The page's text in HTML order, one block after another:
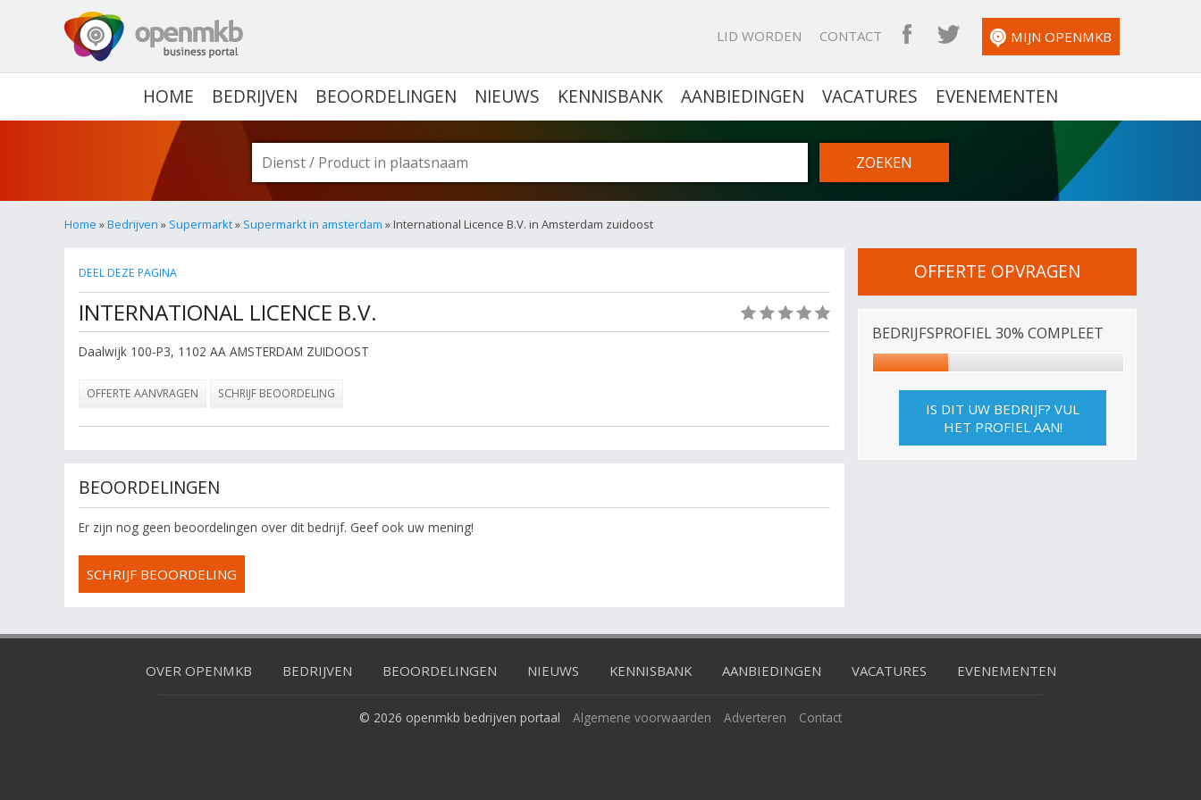
LID WORDEN CONTACT OPENMKB FACEBOOK
OPENMKB TWITTER
MIJN OPENMKB
HOME BEDRIJVEN BEOORDELINGEN NIEUWS KENNISBANK AANBIEDINGEN VACATURES EVENEMENTEN
Home »Bedrijven » Supermarkt» Supermarkt in amsterdam » International Licence B.V. in Amsterdam zuidoost
DEEL DEZE PAGINA
INTERNATIONAL LICENCE B.V.
Daalwijk 100-P3, 1102 AA AMSTERDAM ZUIDOOST
OFFERTE AANVRAGEN SCHRIJF BEOORDELING
BEOORDELINGEN
Er zijn nog geen beoordelingen over dit bedrijf. Geef ook uw mening!
SCHRIJF BEOORDELING
OFFERTE OPVRAGEN
BEDRIJFSPROFIEL 30% COMPLEET
IS DIT UW BEDRIJF? VUL
HET PROFIEL AAN!
OVER OPENMKB BEDRIJVEN BEOORDELINGEN NIEUWS KENNISBANK AANBIEDINGEN VACATURES EVENEMENTEN
© 2026 openmkb bedrijven portaal Algemene voorwaarden Adverteren Contact